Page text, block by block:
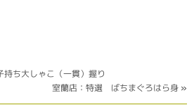
ち大しゃこ（一貫）握り
室蘭店：特選 ばちまぐろはら身 »